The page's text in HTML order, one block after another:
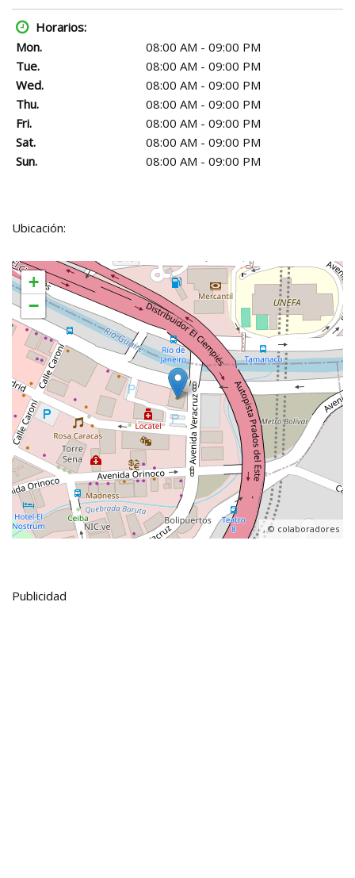
Horarios:
Mon.
08:00 AM - 09:00 PM
Tue.
08:00 AM - 09:00 PM
Wed.
08:00 AM - 09:00 PM
Thu.
08:00 AM - 09:00 PM
Fri.
08:00 AM - 09:00 PM
Sat.
08:00 AM - 09:00 PM
Sun.
08:00 AM - 09:00 PM
Ubicación:
+
−
, © colaboradores
Publicidad